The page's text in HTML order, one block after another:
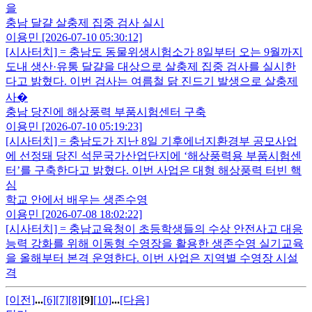
을
충남 달걀 살충제 집중 검사 실시
이용민 [2026-07-10 05:30:12]
[시사터치] = 충남도 동물위생시험소가 8일부터 오는 9월까지
도내 생산·유통 달걀을 대상으로 살충제 집중 검사를 실시한
다고 밝혔다. 이번 검사는 여름철 닭 진드기 발생으로 살충제
사�
충남 당진에 해상풍력 부품시험센터 구축
이용민 [2026-07-10 05:19:23]
[시사터치] = 충남도가 지난 8일 기후에너지환경부 공모사업
에 선정돼 당진 석문국가산업단지에 ‘해상풍력용 부품시험센
터’를 구축한다고 밝혔다. 이번 사업은 대형 해상풍력 터빈 핵
심
학교 안에서 배우는 생존수영
이용민 [2026-07-08 18:02:22]
[시사터치] = 충남교육청이 초등학생들의 수상 안전사고 대응
능력 강화를 위해 이동형 수영장을 활용한 생존수영 실기교육
을 올해부터 본격 운영한다. 이번 사업은 지역별 수영장 시설
격
[이전]...[6][7][8][9][10]...[다음]